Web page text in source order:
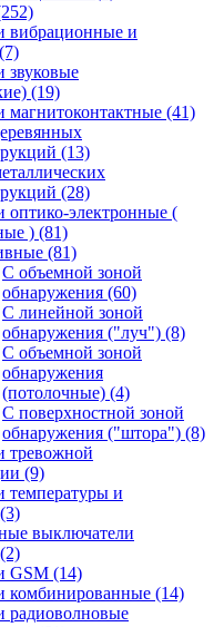
вибрационные и
(7)
звуковые
(19)
магнитоконтактные (41)
(13)
(28)
оптико-электронные (
) (81)
(81)
С объемной зоной
обнаружения (60)
С линейной зоной
обнаружения ("луч") (8)
С объемной зоной
обнаружения
(потолочные) (4)
С поверхностной зоной
обнаружения ("штора") (8)
тревожной
(9)
температуры и
(3)
выключатели
(2)
GSM (14)
комбинированные (14)
радиоволновые